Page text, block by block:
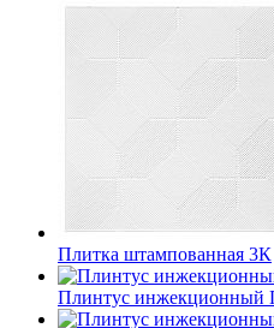
Плитка штампованная 3К
Плинтус инжекционный